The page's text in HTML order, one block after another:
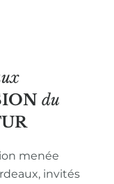
du
menée
invités